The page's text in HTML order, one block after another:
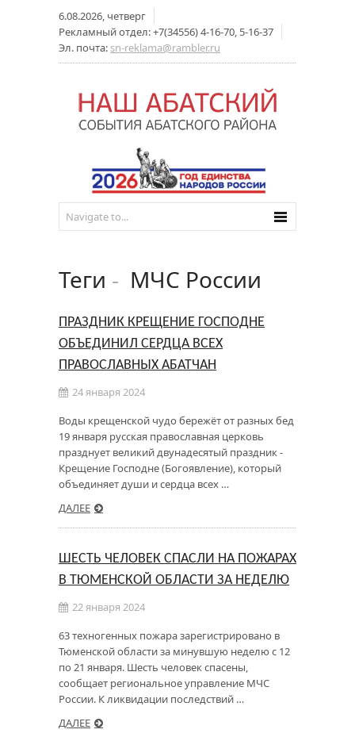
6.08.2026, четверг
Рекламный отдел: +7(34556) 4-16-70, 5-16-37
Эл. почта: sn-reklama@rambler.ru
Теги - МЧС России
ПРАЗДНИК КРЕЩЕНИЕ ГОСПОДНЕ
ОБЪЕДИНИЛ СЕРДЦА ВСЕХ
ПРАВОСЛАВНЫХ АБАТЧАН
24 января 2024
Воды крещенской чудо бережёт от разных бед
19 января русская православная церковь
празднует великий двунадесятый праздник -
Крещение Господне (Богоявление), который
объединяет души и сердца всех …
ДАЛЕЕ
ШЕСТЬ ЧЕЛОВЕК СПАСЛИ НА ПОЖАРАХ
В ТЮМЕНСКОЙ ОБЛАСТИ ЗА НЕДЕЛЮ
22 января 2024
63 техногенных пожара зарегистрировано в
Тюменской области за минувшую неделю с 12
по 21 января. Шесть человек спасены,
сообщает региональное управление МЧС
России. К ликвидации последствий …
ДАЛЕЕ